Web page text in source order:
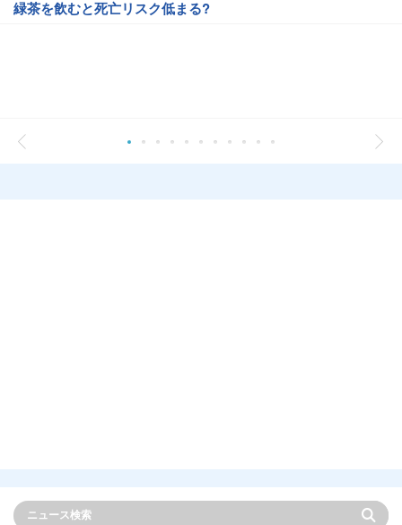
緑茶を飲むと死亡リスク低まる?